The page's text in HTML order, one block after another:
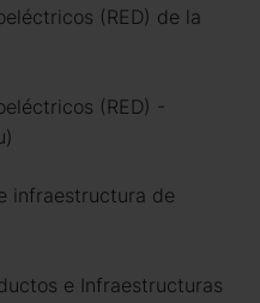
(RED) de la
(RED) -
infraestructura de
e Infraestructuras